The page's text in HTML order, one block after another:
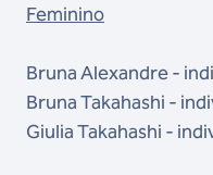
Feminino
Bruna Alexandre -
Bruna Takahashi -
Giulia Takahashi -